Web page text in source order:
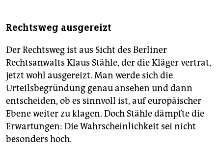
Rechtsweg ausgereizt
Der Rechtsweg ist aus Sicht des Berliner
Rechtsanwalts Klaus Stähle, der die Kläger vertrat,
jetzt wohl ausgereizt. Man werde sich die
Urteilsbegründung genau ansehen und dann
entscheiden, ob es sinnvoll ist, auf europäischer
Ebene weiter zu klagen. Doch Stähle dämpfte die
Erwartungen: Die Wahrscheinlichkeit sei nicht
besonders hoch.